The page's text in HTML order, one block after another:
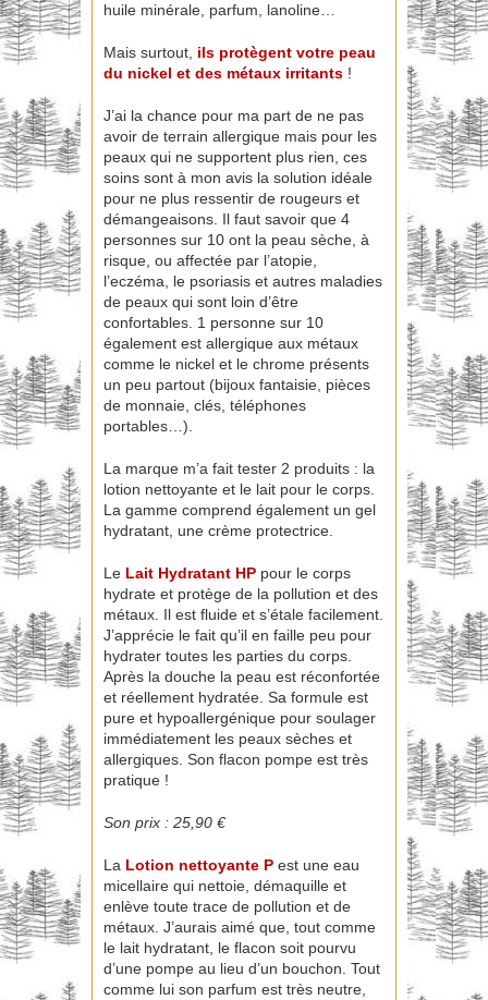
huile minérale, parfum, lanoline…
Mais surtout, ils protègent votre peau
du nickel et des métaux irritants !
J’ai la chance pour ma part de ne pas
avoir de terrain allergique mais pour les
peaux qui ne supportent plus rien, ces
soins sont à mon avis la solution idéale
pour ne plus ressentir de rougeurs et
démangeaisons. Il faut savoir que 4
personnes sur 10 ont la peau sèche, à
risque, ou affectée par l’atopie,
l’eczéma, le psoriasis et autres maladies
de peaux qui sont loin d’être
confortables. 1 personne sur 10
également est allergique aux métaux
comme le nickel et le chrome présents
un peu partout (bijoux fantaisie, pièces
de monnaie, clés, téléphones
portables…).
La marque m’a fait tester 2 produits : la
lotion nettoyante et le lait pour le corps.
La gamme comprend également un gel
hydratant, une crème protectrice.
Le Lait Hydratant HP pour le corps
hydrate et protège de la pollution et des
métaux. Il est fluide et s’étale facilement.
J’apprécie le fait qu’il en faille peu pour
hydrater toutes les parties du corps.
Après la douche la peau est réconfortée
et réellement hydratée. Sa formule est
pure et hypoallergénique pour soulager
immédiatement les peaux sèches et
allergiques. Son flacon pompe est très
pratique !
Son prix : 25,90 €
La Lotion nettoyante P est une eau
micellaire qui nettoie, démaquille et
enlève toute trace de pollution et de
métaux. J’aurais aimé que, tout comme
le lait hydratant, le flacon soit pourvu
d’une pompe au lieu d’un bouchon. Tout
comme lui son parfum est très neutre,